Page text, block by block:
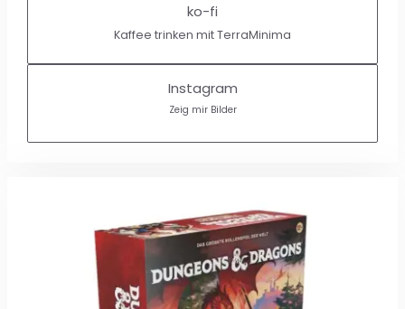
ko-fi
Kaffee trinken mit TerraMinima
Instagram
Zeig mir Bilder